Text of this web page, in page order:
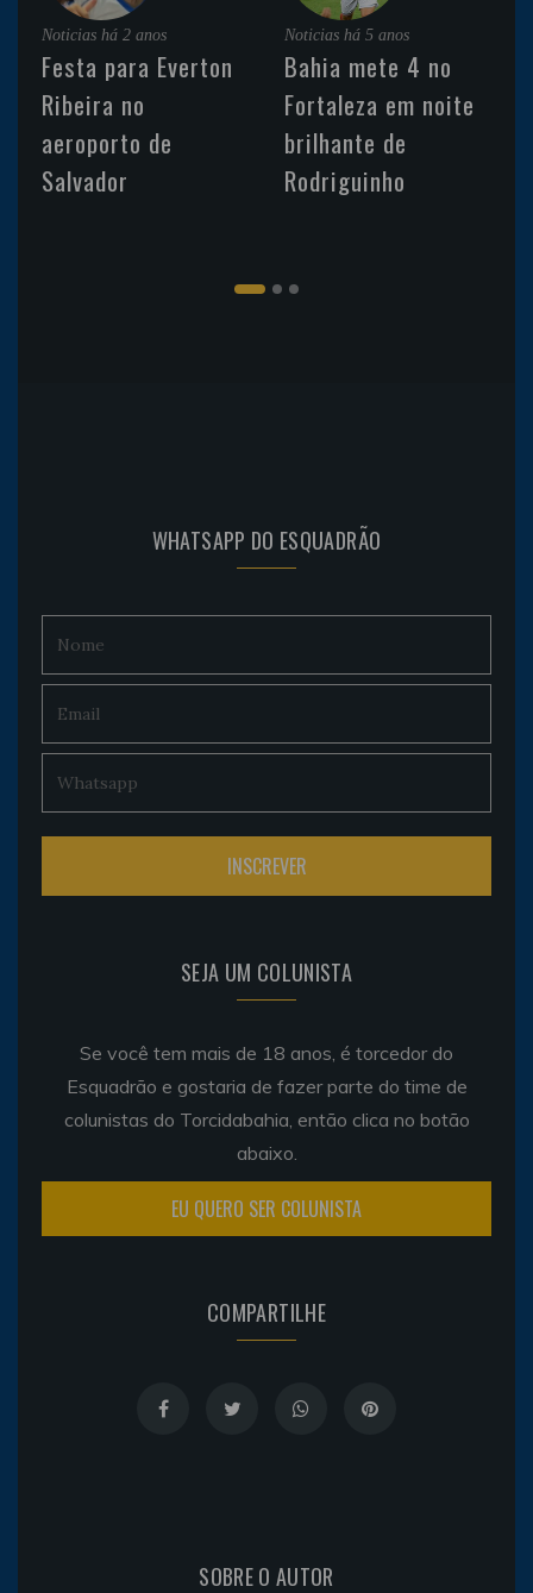
Noticias há 2 anos
Festa para Everton
Ribeira no
aeroporto de
Salvador
Noticias há 5 anos
Bahia mete 4 no
Fortaleza em noite
brilhante de
Rodriguinho
WHATSAPP DO ESQUADRÃO
SEJA UM COLUNISTA
Se você tem mais de 18 anos, é torcedor do
Esquadrão e gostaria de fazer parte do time de
colunistas do Torcidabahia, então clica no botão
abaixo.
EU QUERO SER COLUNISTA
COMPARTILHE
SOBRE O AUTOR